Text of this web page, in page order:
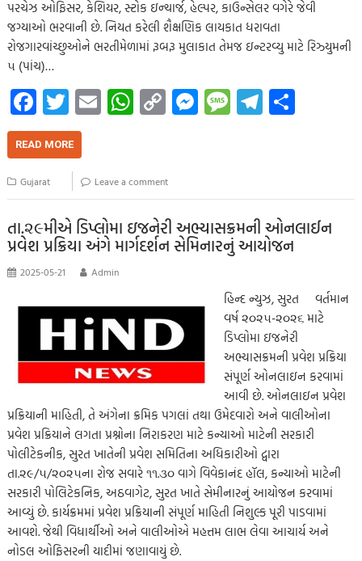
પરચેઝ ઓફિસર, કેશિયર, સ્ટોક ઇન્ચાર્જ, હેલ્પર, કાઉન્સેલર વગેરે જેવી
જગ્યાઓ ભરવાની છે. નિયત કરેલી શૈક્ષણિક લાયકાત ધરાવતા
રોજગારવાંચ્છુઓને ભરતીમેળામાં રૂબરૂ મુલાકાત તેમજ ઇન્ટરવ્યુ માટે રિઝ્યુમની
૫ (પાંચ)…
Fa
ce
b
o
o
k
T
wi
tt
er
E
m
W
h
s
A
p
p
C
o
y
Li
nk
M
es
g
er
M
es
e
Te
le
m
READ MORE
Gujarat Leave a comment
તા.૨૯મીએ ડિપ્લોમા ઇજનેરી અભ્યાસક્રમની ઓનલાઈન
પ્રવેશ પ્રક્રિયા અંગે માર્ગદર્શન સેમિનારનું આયોજન
2025-05-21 Admin
હિન્દ ન્યુઝ, સુરત વર્તમાન
વર્ષ ૨૦૨૫-૨૦૨૬ માટે
ડિપ્લોમા ઇજનેરી
અભ્યાસક્રમની પ્રવેશ પ્રક્રિયા
સંપૂર્ણ ઓનલાઇન કરવામાં
આવી છે. ઓનલાઇન પ્રવેશ
પ્રક્રિયાની માહિતી, તે અંગેના ક્રમિક પગલાં તથા ઉમેદવારો અને વાલીઓના
પ્રવેશ પ્રક્રિયાને લગતા પ્રશ્નોના નિરાકરણ માટે કન્યાઓ માટેની સરકારી
પોલીટેકનીક, સુરત ખાતેની પ્રવેશ સમિતિના અધિકારીઓ દ્વારા
તા.૨૯/૫/૨૦૨૫ના રોજ સવારે ૧૧.૩૦ વાગે વિવેકાનંદ હૉલ, કન્યાઓ માટેની
સરકારી પોલિટેકનિક, અઠવાગેટ, સુરત ખાતે સેમીનારનું આયોજન કરવામાં
આવ્યું છે. કાર્યક્રમમાં પ્રવેશ પ્રક્રિયાની સંપૂર્ણ માહિતી નિશુલ્ક પૂરી પાડવામાં
આવશે. જેથી વિધાર્થીઓ અને વાલીઓએ મહત્તમ લાભ લેવા આચાર્ય અને
નોડલ ઓફિસરની યાદીમાં જણાવાયું છે.